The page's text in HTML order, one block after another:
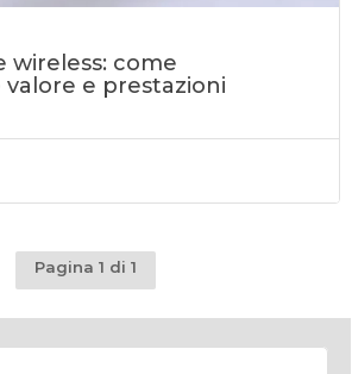
come
valore e prestazioni
Pagina 1 di 1